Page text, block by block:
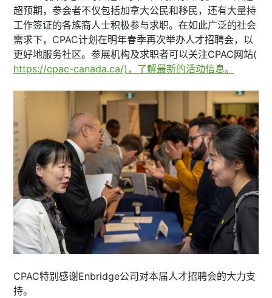
超预期，参会者不仅包括加拿大公民和移民，还有大量持
工作签证的各族裔人士积极参与求职。在如此广泛的社会
需求下，CPAC计划在明年春季再次举办人才招聘会，以
更好地服务社区。参展机构及求职者可以关注CPAC网站(
https://cpac-canada.ca/)，了解最新的活动信息。
CPAC特别感谢Enbridge公司对本届人才招聘会的大力支
持。